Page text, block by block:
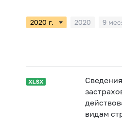
2020 9
видам